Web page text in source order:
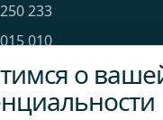
233
010
- 18:00
о